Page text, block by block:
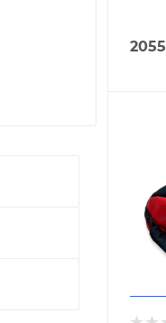
2055